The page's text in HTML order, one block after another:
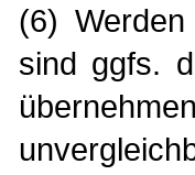
(6)
sind ggfs.